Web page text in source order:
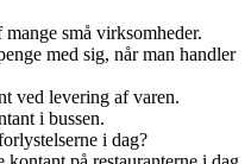
små virksomheder.
med sig, når man handler
ved levering af varen.
i bussen.
i dag?